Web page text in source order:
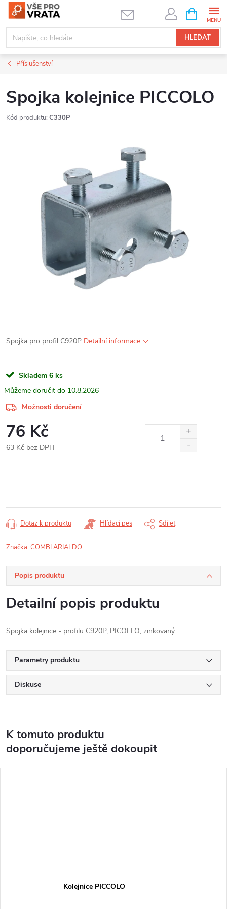
Přejít
obsah
HLEDAT
NÁKUPNÍ
KOŠÍK
Příslušenství
Spojka kolejnice PICCOLO
Kód produktu: C330P
Spojka pro profil C920P Detailní informace
Skladem 6 ks
10.8.2026
Možnosti doručení
76 Kč
63 Kč bez DPH
Dotaz k produktu Hlídací pes Sdílet
Značka:COMBI ARIALDO
Popis produktu
Detailní popis produktu
Spojka kolejnice - profilu C920P, PICOLLO, zinkovaný.
Parametry produktu
Diskuse
K tomuto produktu
doporučujeme ještě dokoupit
Kolejnice PICCOLO